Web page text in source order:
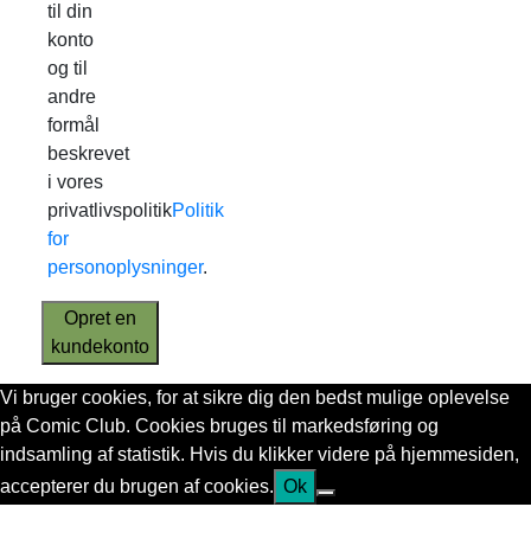
til din
konto
og til
andre
formål
beskrevet
i vores
privatlivspolitikPolitik
for
personoplysninger.
Opret en
kundekonto
Vi bruger cookies, for at sikre dig den bedst mulige oplevelse
på Comic Club. Cookies bruges til markedsføring og
indsamling af statistik. Hvis du klikker videre på hjemmesiden,
accepterer du brugen af cookies. Ok